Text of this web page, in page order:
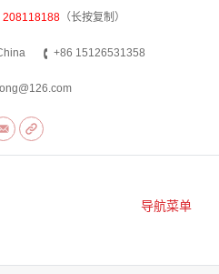
208118188 （长按复制）
+86 15126531358
导航菜单
首页